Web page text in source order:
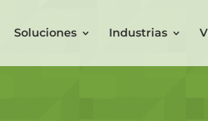
Soluciones Industrias